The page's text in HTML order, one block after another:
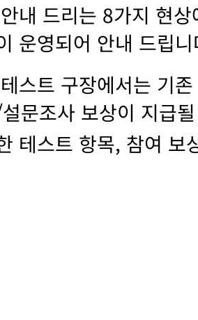
내 드리는 8가지 현
운영되어 안내 드립
스트 구장에서는 기
문조사 보상이 지급
테스트 항목, 참여 보